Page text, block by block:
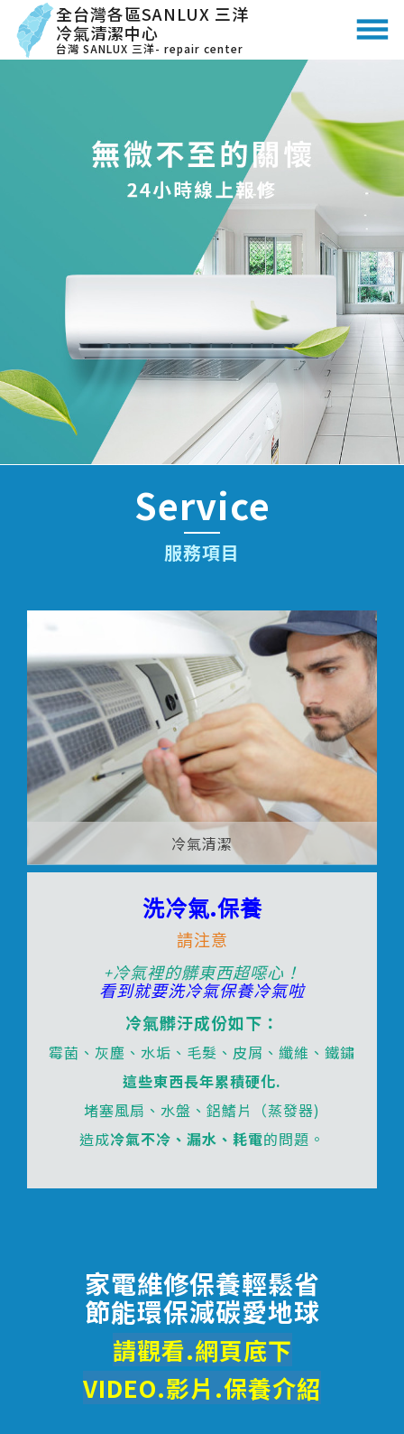
全台灣各區SANLUX 三洋
冷氣清潔中心
台灣 SANLUX 三洋- repair center
Service
服務項目
冷氣清潔
洗冷氣.保養
請注意
+冷氣裡的髒東西超噁心！
看到就要洗冷氣保養冷氣啦
冷氣髒汙成份如下：
霉菌、灰塵、水垢、毛髮、皮屑、纖維、鐵鏽
這些東西長年累積硬化.
堵塞風扇、水盤、鋁鰭片（蒸發器)
造成冷氣不冷、漏水、耗電的問題。
家電維修保養輕鬆省
節能環保減碳愛地球
請觀看.網頁底下
VIDEO.影片.保養介紹